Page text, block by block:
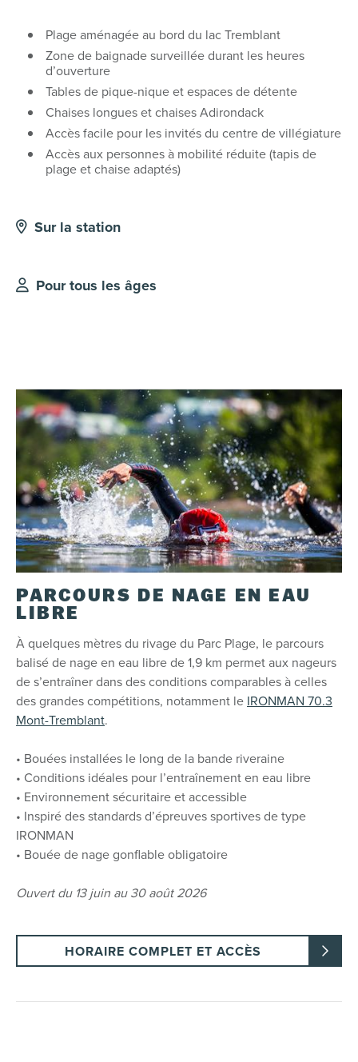
Plage aménagée au bord du lac Tremblant
Zone de baignade surveillée durant les heures
d’ouverture
Tables de pique-nique et espaces de détente
Chaises longues et chaises Adirondack
Accès facile pour les invités du centre de villégiature
Accès aux personnes à mobilité réduite (tapis de
plage et chaise adaptés)
Sur la station
Pour tous les âges
PARCOURS DE NAGE EN EAU
LIBRE
À quelques mètres du rivage du Parc Plage, le parcours
balisé de nage en eau libre de 1,9 km permet aux nageurs
de s’entraîner dans des conditions comparables à celles
des grandes compétitions, notamment le IRONMAN 70.3
Mont-Tremblant.
• Bouées installées le long de la bande riveraine
• Conditions idéales pour l’entraînement en eau libre
• Environnement sécuritaire et accessible
• Inspiré des standards d’épreuves sportives de type
IRONMAN
• Bouée de nage gonflable obligatoire
Ouvert du 13 juin au 30 août 2026
HORAIRE COMPLET ET ACCÈS